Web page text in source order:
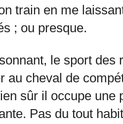
train en me
; ou presque.
le sport des
au cheval de
sûr il occupe une
Pas du tout